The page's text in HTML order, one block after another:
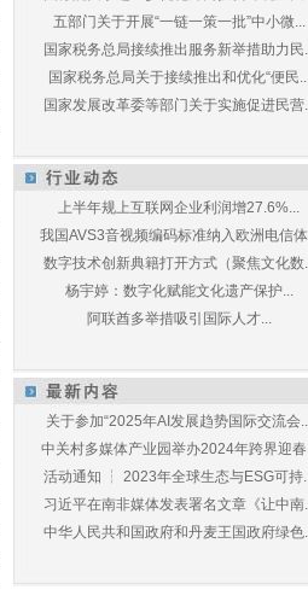
五部门关于开展“一链一策一批”中小微...
国家税务总局接续推出服务新举措助力民
国家税务总局关于接续推出和优化“便民
国家发展改革委等部门关于实施促进民营
上半年规上互联网企业利润增27.6%...
我国AVS3音视频编码标准纳入欧洲电信
数字技术创新典籍打开方式（聚焦文化数
杨宇婷：数字化赋能文化遗产保护...
阿联酋多举措吸引国际人才...
关于参加“2025年AI发展趋势国际交流会
中关村多媒体产业园举办2024年跨界迎春
活动通知 ┆ 2023年全球生态与ESG可持
习近平在南非媒体发表署名文章《让中南
中华人民共和国政府和丹麦王国政府绿色